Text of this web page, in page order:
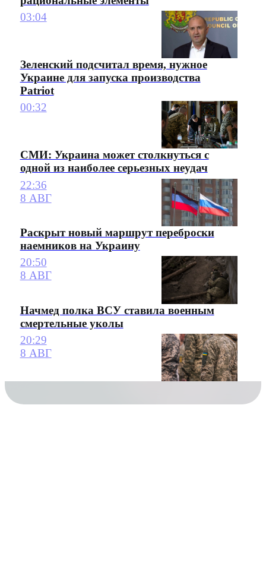
03:04
Зеленский подсчитал время, нужное
Украине для запуска производства
Patriot
00:32
СМИ: Украина может столкнуться с
одной из наиболее серьезных неудач
22:36
8 АВГ
Раскрыт новый маршрут переброски
наемников на Украину
20:50
8 АВГ
Начмед полка ВСУ ставила военным
смертельные уколы
20:29
8 АВГ